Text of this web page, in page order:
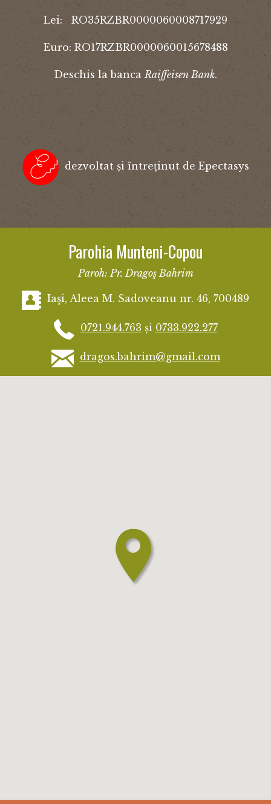
Lei: RO35RZBR0000060008717929
Euro: RO17RZBR0000060015678488
Deschis la bancaRaiffeisen Bank.
dezvoltat și întreținut de Epectasys
Parohia Munteni-Copou
Paroh: Pr. Dragoş Bahrim
Iaşi, Aleea M. Sadoveanu nr. 46, 700489
0721.944.763 și 0733.922.277
dragos.bahrim@gmail.com